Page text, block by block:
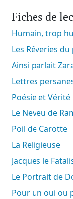
Fiches de
Humain, trop
Les Rêveries
Ainsi parlait
Lettres
Poésie et Vérité
Le Neveu de
Poil de Carotte
La Religieuse
Jacques le
Le Portrait de
Pour un oui ou